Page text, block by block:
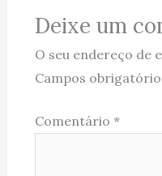
Deixe um
O seu endereço de
Campos
Comentário *